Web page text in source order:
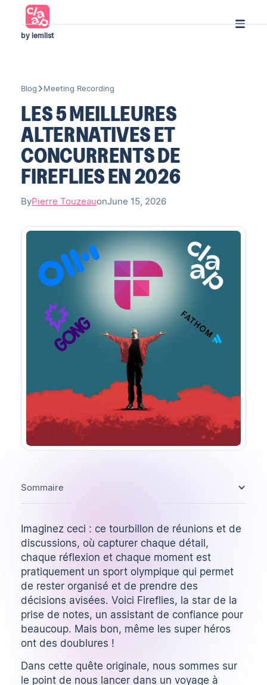
by lemlist
Blog Meeting Recording
LES 5 MEILLEURES
ALTERNATIVES ET
CONCURRENTS DE
FIREFLIES EN 2026
ByPierre TouzeauonJune 15, 2026
Imaginez ceci : ce tourbillon de réunions et de
discussions, où capturer chaque détail,
chaque réflexion et chaque moment est
pratiquement un sport olympique qui permet
de rester organisé et de prendre des
décisions avisées. Voici Fireflies, la star de la
prise de notes, un assistant de confiance pour
beaucoup. Mais bon, même les super héros
ont des doublures !
Dans cette quête originale, nous sommes sur
le point de nous lancer dans un voyage à
Sommaire